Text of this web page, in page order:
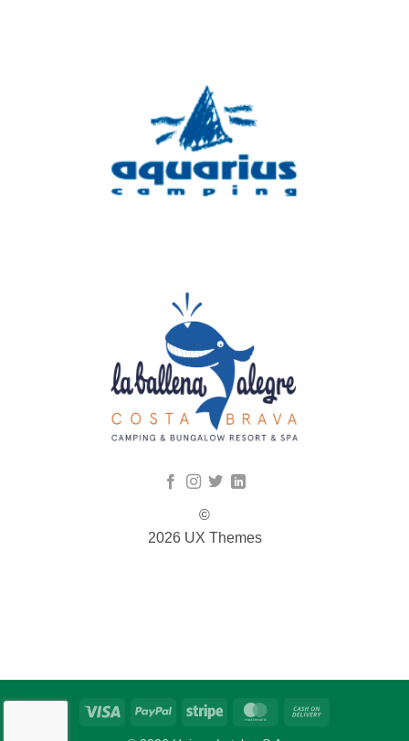
©
2026 UX Themes
Visa PayPal Stripe MasterCard